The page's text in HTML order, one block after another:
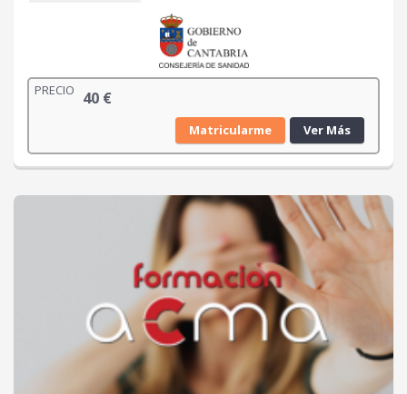
PRECIO 40 €
Matricularme Ver Más